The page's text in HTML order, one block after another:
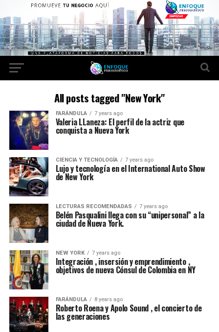
All posts tagged "New York"
FARÁNDULA 7 years ago
Valeria LLaneza: El perfil de la actriz que
conquista a Nueva York
CIENCIA Y TECNOLOGÍA 7 years ago
Lujo y tecnología en el International Auto Show
de New York
LECTURAS RECOMENDADAS 7 years ago
Belén Pasqualini llega con su “unipersonal” a la
ciudad de Nueva York.
NEW YORK 7 years ago
Integración , insersión y emprendimiento ,
objetivos de nueva Cónsul de Colombia en NY
FARÁNDULA 8 years ago
Roberto Roena y Apolo Sound , el concierto de
las generaciones